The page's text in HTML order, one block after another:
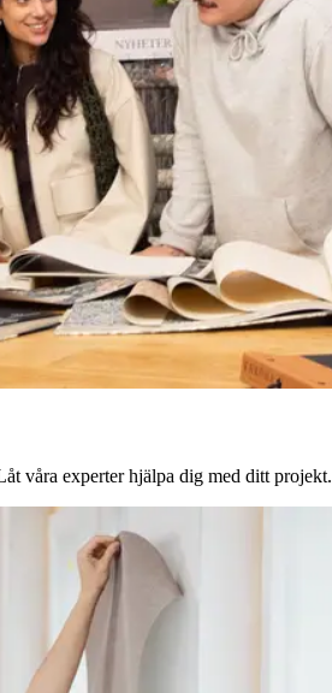
våra experter hjälpa dig med ditt projekt.